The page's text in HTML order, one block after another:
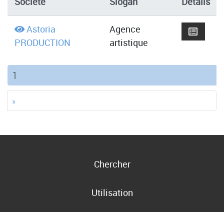
Astoria
PRODUCTION
Agence
artistique
1
»
Chercher
Utilisation